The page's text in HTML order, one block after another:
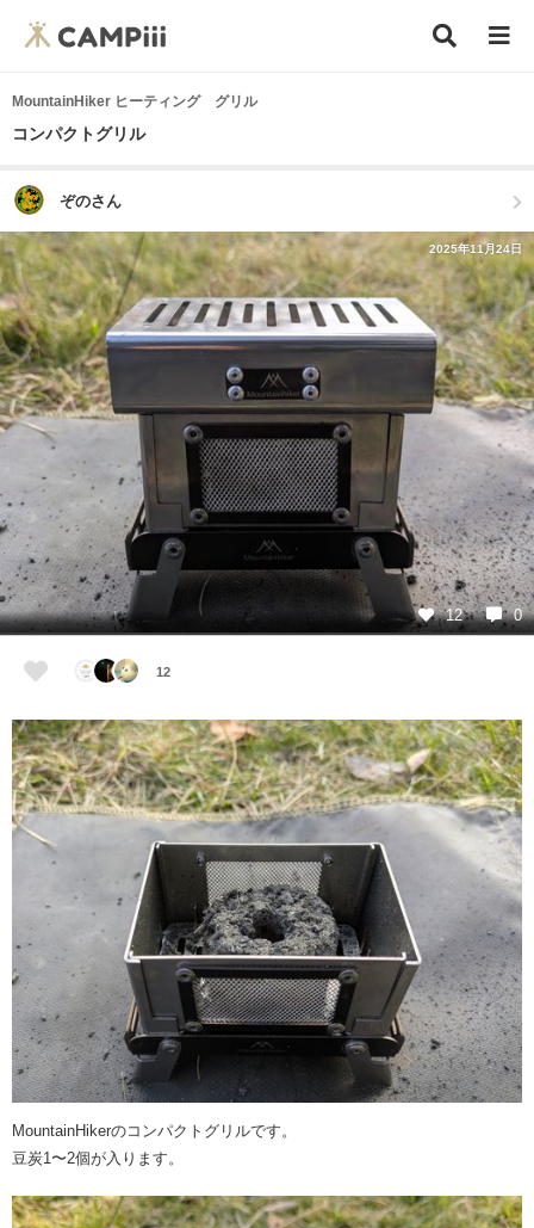
MountainHiker ヒーティング グリル
コンパクトグリル
ぞのさん
2025年11月24日
12 0
12
MountainHikerのコンパクトグリルです。
豆炭1〜2個が入ります。